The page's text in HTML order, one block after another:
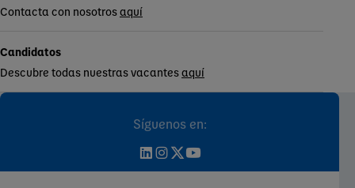
Contacta con nosotrosaquí
Candidatos
Descubre todas nuestras vacantesaquí
Síguenos en: